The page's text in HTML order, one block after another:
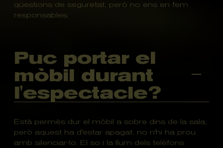
qüestions de seguretat, però no ens en fem
responsables.
Puc portar el
mòbil durant
l'espectacle?
Està permès dur el mòbil a sobre dins de la sala,
però aquest ha d'estar apagat: no n'hi ha prou
amb silenciar-lo. El so i la llum dels telèfons